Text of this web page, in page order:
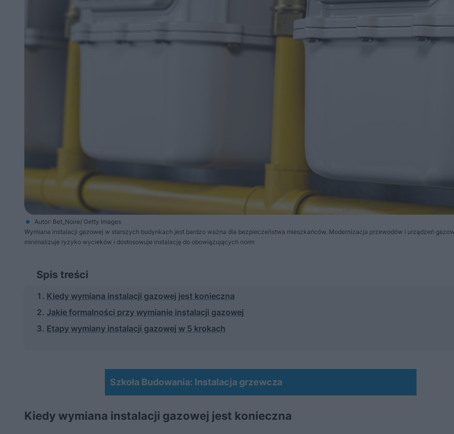
Autor: Bet_Noire/ Getty Images
Wymiana instalacji gazowej w starszych budynkach jest bardzo ważna dla bezpieczeństwa mieszkańców. Modernizacja przewodów i urządzeń
minimalizuje ryzyko wycieków i dostosowuje instalację do obowiązujących norm
Spis treści
Kiedy wymiana instalacji gazowej jest konieczna
Jakie formalności przy wymianie instalacji gazowej
Etapy wymiany instalacji gazowej w 5 krokach
Szkoła Budowania: Instalacja grzewcza
Kiedy wymiana instalacji gazowej jest konieczna